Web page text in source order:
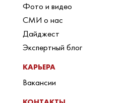
Фото и видео
СМИ о нас
Дайджест
Экспертный блог
КАРЬЕРА
Вакансии